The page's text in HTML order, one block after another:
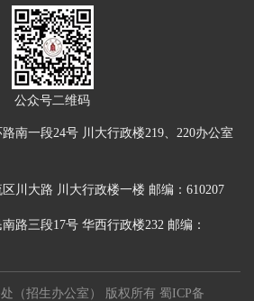
公众号二维码
南一段24号 川大行政楼219、220办公室
区川大路 川大行政楼一楼 邮编：610207
路三段17号 华西行政楼232 邮编：
（招生办公室） 版权所有 蜀ICP备